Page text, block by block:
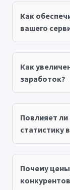
Как
вашего
Как
заработок?
Повлияет ли
статистику
Почему